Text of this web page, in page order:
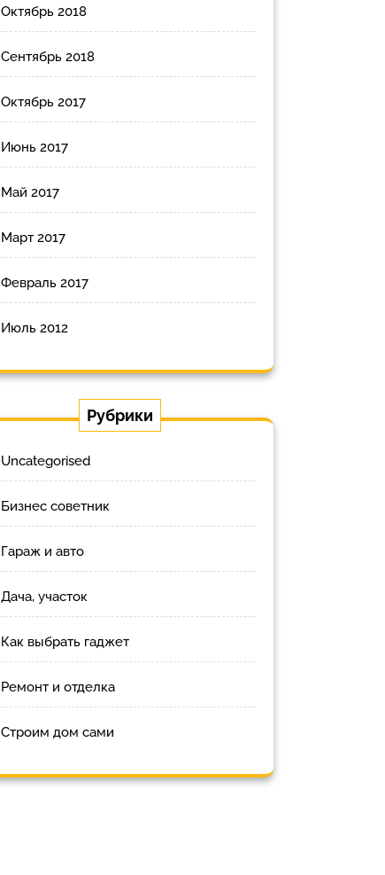
Октябрь 2018
Сентябрь 2018
Октябрь 2017
Июнь 2017
Май 2017
Март 2017
Февраль 2017
Июль 2012
Рубрики
Uncategorised
Бизнес советник
Гараж и авто
Дача, участок
Как выбрать гаджет
Ремонт и отделка
Строим дом сами